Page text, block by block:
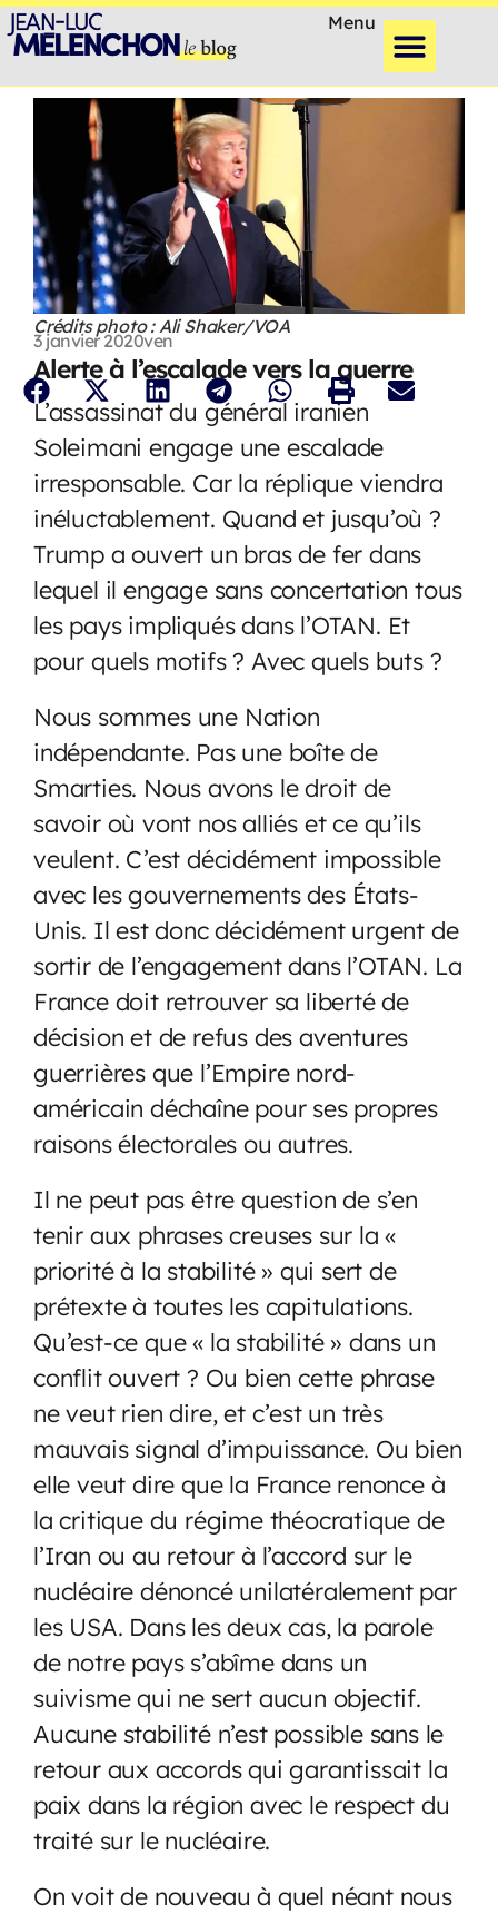
Menu
Crédits photo : Ali Shaker/VOA
3 janvier 2020ven
Alerte à l’escalade vers la guerre
L’assassinat du général iranien
Soleimani engage une escalade
irresponsable. Car la réplique viendra
inéluctablement. Quand et jusqu’où ?
Trump a ouvert un bras de fer dans
lequel il engage sans concertation tous
les pays impliqués dans l’OTAN. Et
pour quels motifs ? Avec quels buts ?
Nous sommes une Nation
indépendante. Pas une boîte de
Smarties. Nous avons le droit de
savoir où vont nos alliés et ce qu’ils
veulent. C’est décidément impossible
avec les gouvernements des États-
Unis. Il est donc décidément urgent de
sortir de l’engagement dans l’OTAN. La
France doit retrouver sa liberté de
décision et de refus des aventures
guerrières que l’Empire nord-
américain déchaîne pour ses propres
raisons électorales ou autres.
Il ne peut pas être question de s’en
tenir aux phrases creuses sur la «
priorité à la stabilité » qui sert de
prétexte à toutes les capitulations.
Qu’est-ce que « la stabilité » dans un
conflit ouvert ? Ou bien cette phrase
ne veut rien dire, et c’est un très
mauvais signal d’impuissance. Ou bien
elle veut dire que la France renonce à
la critique du régime théocratique de
l’Iran ou au retour à l’accord sur le
nucléaire dénoncé unilatéralement par
les USA. Dans les deux cas, la parole
de notre pays s’abîme dans un
suivisme qui ne sert aucun objectif.
Aucune stabilité n’est possible sans le
retour aux accords qui garantissait la
paix dans la région avec le respect du
traité sur le nucléaire.
On voit de nouveau à quel néant nous